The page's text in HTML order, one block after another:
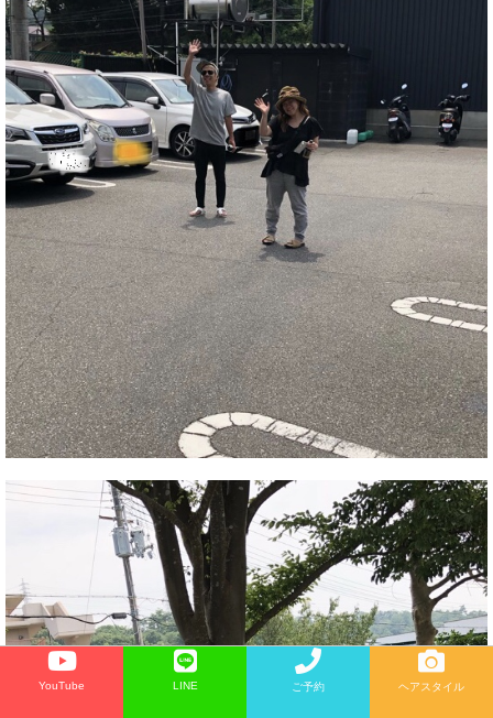
YouTube LINE ご予約 ヘアスタイル